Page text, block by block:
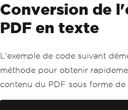
Conversion de
PDF en texte
L'exemple de code suivant
méthode pour obtenir
contenu du PDF sous forme de